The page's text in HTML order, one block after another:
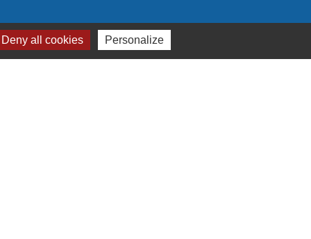
Deny all cookies Personalize